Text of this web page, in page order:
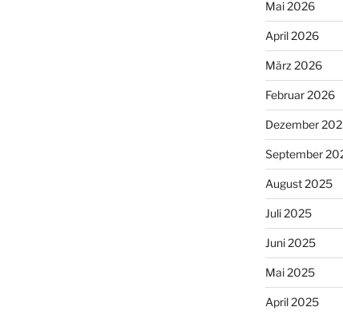
Mai 2026
April 2026
März 2026
Februar 2026
Dezember
September
August 2025
Juli 2025
Juni 2025
Mai 2025
April 2025